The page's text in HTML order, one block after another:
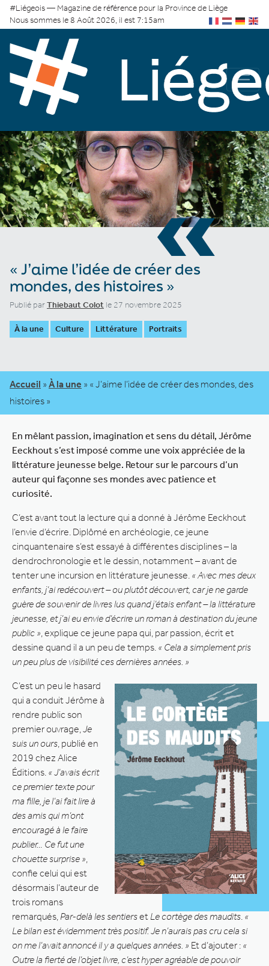
#Liégeois — Magazine de référence pour la Province de Liège
Nous sommes le 8 Août 2026, il est 7:15am
«
« J’aime l’idée de créer des
mondes, des histoires »
Publié parThiebaut Colot le 27 novembre 2025
À la une Culture Littérature Portraits
Accueil » À la une » « J’aime l’idée de créer des mondes, des
histoires »
En mêlant passion, imagination et sens du détail, Jérôme
Eeckhout s’est imposé comme une voix appréciée de la
littérature jeunesse belge. Retour sur le parcours d’un
auteur qui façonne ses mondes avec patience et
curiosité.
C’est avant tout la lecture qui a donné à Jérôme Eeckhout
l’envie d’écrire. Diplômé en archéologie, ce jeune
cinquantenaire s’est essayé à différentes disciplines – la
dendrochronologie et le dessin, notamment – avant de
tenter une incursion en littérature jeunesse. « Avec mes deux
enfants, j’ai redécouvert – ou plutôt découvert, car je ne garde
guère de souvenir de livres lus quand j’étais enfant – la littérature
jeunesse, et j’ai eu envie d’écrire un roman à destination du jeune
public » , explique ce jeune papa qui, par passion, écrit et
dessine quand il a un peu de temps. « Cela a simplement pris
un peu plus de visibilité ces dernières années. »
C’est un peu le hasard
qui a conduit Jérôme à
rendre public son
premier ouvrage, Je
suis un ours , publié en
2019 chez Alice
Éditions. « J’avais écrit
ce premier texte pour
ma fille, je l’ai fait lire à
des amis qui m’ont
encouragé à le faire
publier… Ce fut une
chouette surprise »
confie celui qui est
désormais l’auteur de
trois romans
remarqués, Par-delà les sentierset Le cortège des maudits «
Le bilan est évidemment très positif. Je n’aurais pas cru cela si
on me l’avait annoncé il y a quelques années. » Et d’ajouter : «
Outre la fierté de l’objet livre, c’est hyper agréable de pouvoir